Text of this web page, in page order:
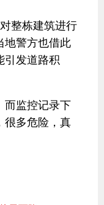
整栋建筑进行
地警方也借此
引发道路积
而监控记录下
很多危险，真